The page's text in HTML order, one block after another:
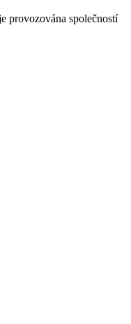
provozována společností